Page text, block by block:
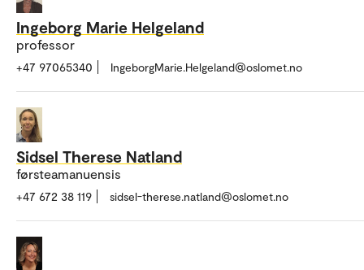
Ingeborg Marie Helgeland
professor
+47 97065340 IngeborgMarie.Helgeland@oslomet.no
Sidsel Therese Natland
førsteamanuensis
+47 672 38 119 sidsel-therese.natland@oslomet.no